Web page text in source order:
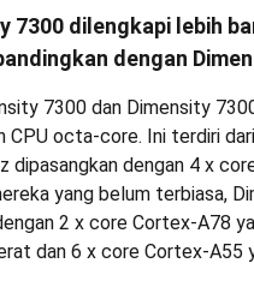
7300 dilengkapi lebih
dengan
7300 dan Dimensity
CPU octa-core. Ini terdiri
dipasangkan dengan 4 x
yang belum terbiasa,
2 x core Cortex-A78
dan 6 x core Cortex-A55